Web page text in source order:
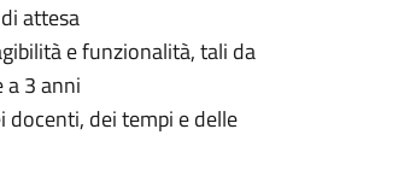
attesa
e funzionalità, tali da
a 3 anni
docenti, dei tempi e delle